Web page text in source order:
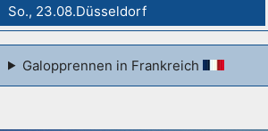
So., 23.08.Düsseldorf
Galopprennen in Frankreich